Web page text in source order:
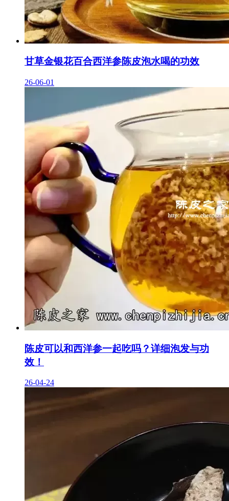
甘草金银花百合西洋参陈皮泡水喝的功效
26-06-01
陈皮可以和西洋参一起吃吗？详细泡发与功
效！
26-04-24